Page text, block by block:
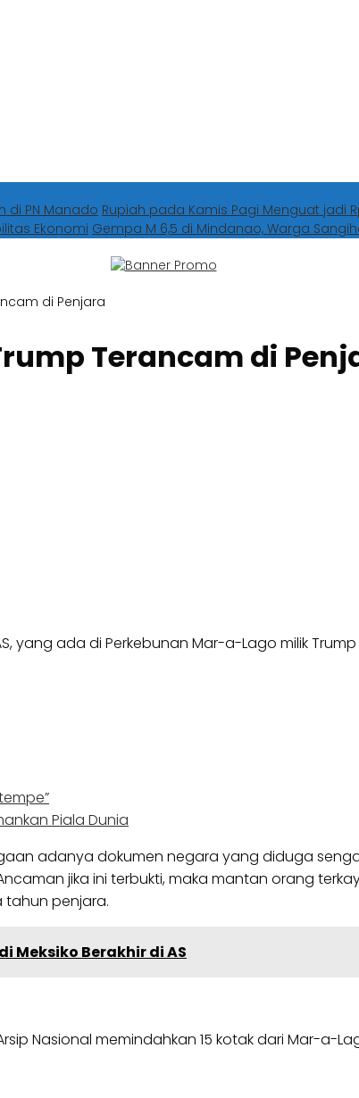
di PN Manado Rupiah pada Kamis Pagi Menguat jadi
Ekonomi Gempa M 6,5 di Mindanao, Warga
di Penjara
Terancam di
yang ada di Perkebunan Mar-a-Lago milik
Piala Dunia
adanya dokumen negara yang diduga
jika ini terbukti, maka mantan orang
tahun penjara.
Meksiko Berakhir di AS
Nasional memindahkan 15 kotak dari Mar-a-